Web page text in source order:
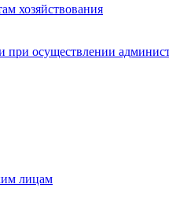
хозяйствования
осуществлении
лицам